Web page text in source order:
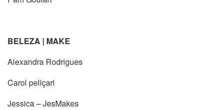
BELEZA | MAKE
Alexandra Rodrigues
Carol peliçari
Jessica – JesMakes